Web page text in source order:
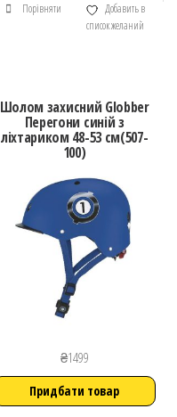
Порівняти
Добавить в
список желаний
Шолом захисний Globber
Перегони синій з
ліхтариком 48-53 см(507-
100)
₴1499
Придбати товар